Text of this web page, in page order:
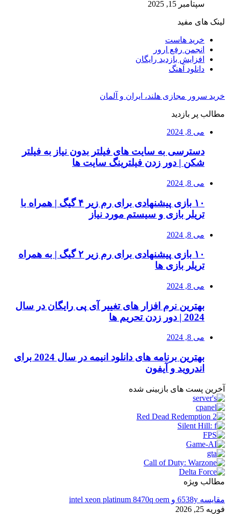
سپتامبر 15, 2025
لینک های مفید
خرید هاست
انجمن رفع ارور
افزایش بازدید رایگان
دانلود آهنگ
خرید سرور مجازی هلند، ایران و آلمان
مطالب پر بازدید
می 8, 2024
دسترسی به سایت های فیلتر بدون نیاز به فیلتر
شکن | دور زدن فیلترینگ سایت ها
می 8, 2024
۱۰ بازی پیشنهادی برای رم زیر ۴ گیگ | همراه با
تریلر بازی و سیستم مورد نیاز
می 8, 2024
۱۰ بازی پیشنهادی برای رم زیر ۲ گیگ | به همراه
تریلر بازی ها
می 8, 2024
بهترین نرم افزار های تغییر آی پی رایگان در سال
2024 | دور زدن تحریم ها
می 8, 2024
بهترین برنامه های دانلود انیمه در سال 2024 برای
اندروید و آیفون
آخرین پست های بازبینی شده
مطالب ویژه
مقایسه 6538y و intel xeon platinum 8470q oem
فوریه 25, 2026